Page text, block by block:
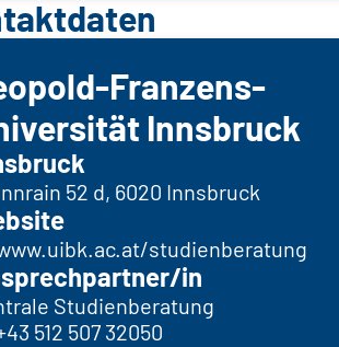
Franzens-
Innsbruck
52 d, 6020 Innsbruck
studienberatung
in
Studienberatung
512 507 32050